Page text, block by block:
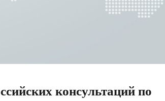
консультаций по